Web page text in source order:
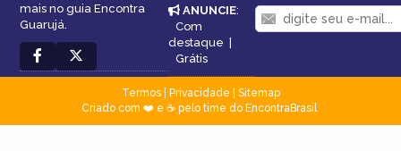
mais no guia Encontra
Guarujá.
ANUNCIE:
Com
destaque |
Grátis
Termos| Privacidade
Sitemap
Criado com ❤️ e ☕ pelo time do EncontraBrasil